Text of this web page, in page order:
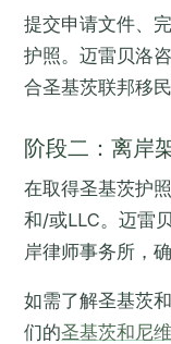
提交申请文件、
护照。迈雷贝洛
合圣基茨联邦移
阶段二：离岸
在取得圣基茨护
和/或LLC。迈雷
岸律师事务所，
如需了解圣基茨
们的圣基茨和尼